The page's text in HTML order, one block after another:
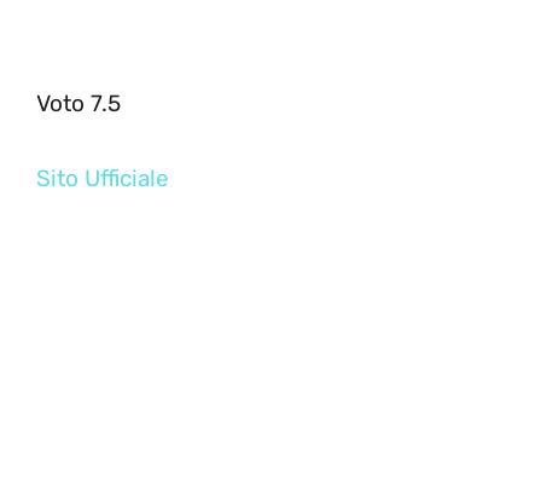
Voto 7.5
Sito Ufficiale